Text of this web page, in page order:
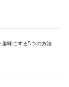
味にする5つの方法